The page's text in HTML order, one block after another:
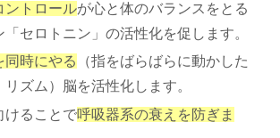
ントロールが心と体のバランスをとる
「セロトニン」の活性化を促します。
同時にやる
（指をばらばらに動かした
リズム）脳を活性化します。
けることで呼吸器系の衰えを防ぎま